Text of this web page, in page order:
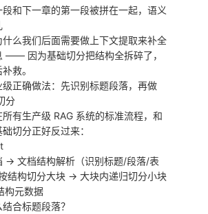
段和下一章的第一段被拼在一起，语义
什么我们后面需要做上下文提取来补全
—— 因为基础切分把结构全拆碎了，
救。
级正确做法：先识别标题段落，再做
分
有生产级 RAG 系统的标准流程，和
切分正好反过来：
→ 文档结构解析（识别标题/段落/表
结构切分大块 → 大块内递归切分小块
构元数据
合标题段落？